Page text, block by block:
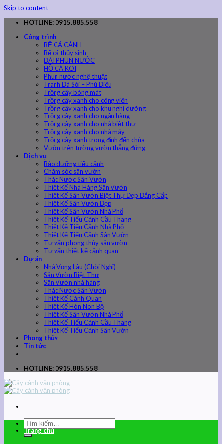
Skip to content
HOTLINE: 0915.885.558
Công trình
BỂ CÁ CẢNH
Bể cá thủy sinh
ĐÀI PHUN NƯỚC
HỒ CÁ KOI
Phun nước nghệ thuật
Tranh Đá Sỏi – Phù Điêu
Trồng cây bóng mát
Trồng cây xanh cho công viên
Trồng cây xanh cho khu nghỉ dưỡng
Trồng cây xanh cho ngân hàng
Trồng cây xanh cho nhà biệt thự
Trồng cây xanh cho nhà máy
Trồng cây xanh trong đình đến chùa
Vườn trên tường vườn thẳng đứng
Dịch vụ
Bảo dưỡng tiểu cảnh
Chăm sóc sân vườn
Thác Nước Sân Vườn
Thiết Kế Nhà Hàng Sân Vườn
Thiết Kế Sân Vườn Biệt Thự Đẹp Đẳng Cấp
Thiết Kế Sân Vườn Đẹp
Thiết Kế Sân Vườn Nhà Phố
Thiết Kế Tiểu Cảnh Cầu Thang
Thiết Kế Tiểu Cảnh Nhà Phố
Thiết Kế Tiểu Cảnh Sân Vườn
Tư vấn phong thủy sân vườn
Tư vấn thiết kế cảnh quan
Dự án
Nhà Vọng Lâu (Chòi Nghỉ)
Sân Vườn Biệt Thự
Sân Vườn nhà hàng
Thác Nước Sân Vườn
Thiết Kế Cảnh Quan
Thiết Kế Hòn Non Bộ
Thiết Kế Sân Vườn Nhà Phố
Thiết Kế Tiểu Cảnh Cầu Thang
Thiết Kế Tiểu Cảnh Sân Vườn
Phong thủy
Tin tức
HOTLINE: 0915.885.558
Trang chủ